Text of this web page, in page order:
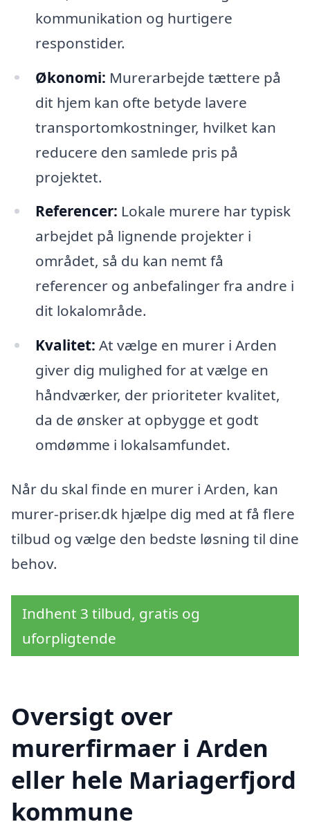
kommunikation og hurtigere
responstider.
Økonomi: Murerarbejde tættere på
dit hjem kan ofte betyde lavere
transportomkostninger, hvilket kan
reducere den samlede pris på
projektet.
Referencer: Lokale murere har typisk
arbejdet på lignende projekter i
området, så du kan nemt få
referencer og anbefalinger fra andre i
dit lokalområde.
Kvalitet: At vælge en murer i Arden
giver dig mulighed for at vælge en
håndværker, der prioriteter kvalitet,
da de ønsker at opbygge et godt
omdømme i lokalsamfundet.
Når du skal finde en murer i Arden, kan
murer-priser.dk hjælpe dig med at få flere
tilbud og vælge den bedste løsning til dine
behov.
Indhent 3 tilbud, gratis og
uforpligtende
Oversigt over
murerfirmaer i Arden
eller hele Mariagerfjord
kommune